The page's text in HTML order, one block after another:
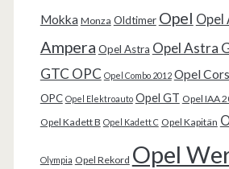
Mokka Monza Oldtimer Opel Opel
Ampera Opel Astra Opel Astra
GTC OPC Opel Combo 2012 Opel
OPC Opel Elektroauto Opel GT Opel IAA
Opel Kadett B Opel Kadett C Opel Kapitän
Olympia Opel Rekord Opel